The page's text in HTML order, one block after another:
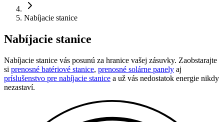
Nabíjacie stanice
Nabíjacie stanice
Nabíjacie stanice vás posunú za hranice vašej zásuvky. Zaobstarajte
si prenosné batériové stanice, prenosné solárne panely aj
príslušenstvo pre nabíjacie stanice a už vás nedostatok energie nikdy
nezastaví.